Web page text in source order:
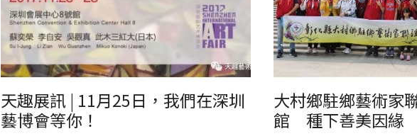
天趣展訊 | 11月25日，我們在深圳
藝博會等你！
大村鄉駐鄉藝術家
館 種下善美因緣